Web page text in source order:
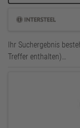
Ihr Suchergebnis
Treffer enthalten)…